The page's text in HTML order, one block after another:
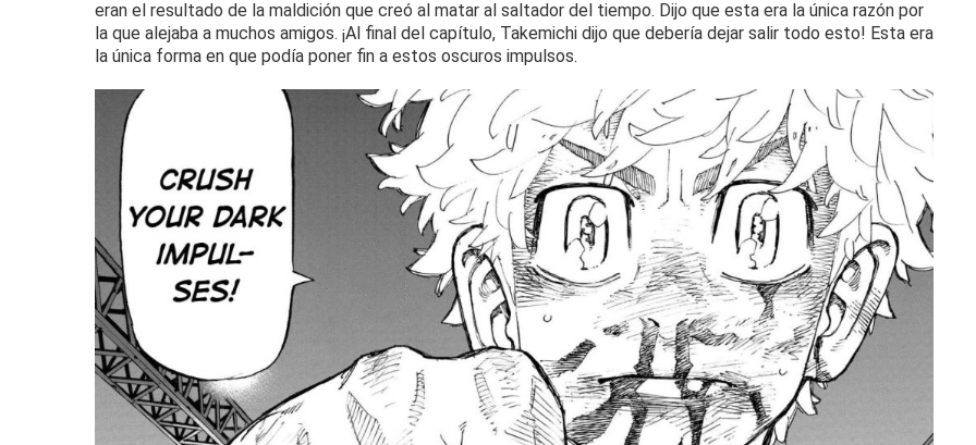
eran el resultado de la maldición que creó al matar al saltador del tiempo. Dijo que esta era la única razón por
la que alejaba a muchos amigos. ¡Al final del capítulo, Takemichi dijo que debería dejar salir todo esto! Esta era
la única forma en que podía poner fin a estos oscuros impulsos.